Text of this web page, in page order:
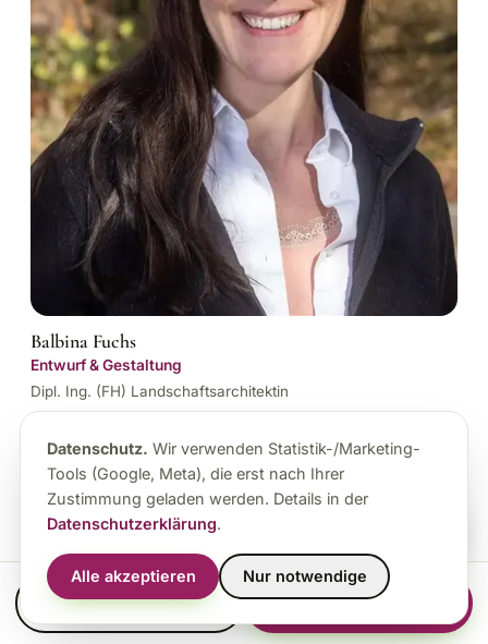
Balbina Fuchs
Entwurf & Gestaltung
Dipl. Ing. (FH) Landschaftsarchitektin
Verantwortet den Entwurf – Raumaufteilung,
Proportion, Pflanzkonzept.
Anrufen Beratung
Datenschutz. Wir verwenden Statistik-/Marketing-
Tools (Google, Meta), die erst nach Ihrer
Zustimmung geladen werden. Details in der
Datenschutzerklärung.
Alle akzeptieren Nur notwendige